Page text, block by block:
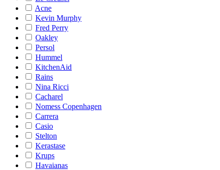
Acne
Kevin Murphy
Fred Perry
Oakley
Persol
Hummel
KitchenAid
Rains
Nina Ricci
Cacharel
Nomess Copenhagen
Carrera
Casio
Stelton
Kerastase
Krups
Havaianas